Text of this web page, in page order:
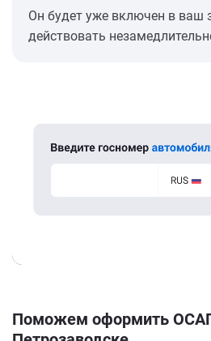
Он будет уже включен в ваш
действовать
Поможем оформить